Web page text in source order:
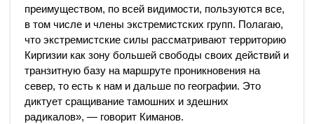
преимуществом, по всей видимости, пользуются все,
в том числе и члены экстремистских групп. Полагаю,
что экстремистские силы рассматривают территорию
Киргизии как зону большей свободы своих действий и
транзитную базу на маршруте проникновения на
север, то есть к нам и дальше по географии. Это
диктует сращивание тамошних и здешних
радикалов», — говорит Киманов.